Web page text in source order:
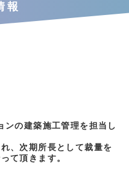
報
ンの建築施工管理を担当し
、次期所長として裁量を
て頂きます。